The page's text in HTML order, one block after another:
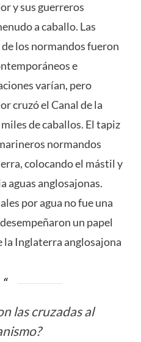
y sus guerreros
a caballo. Las
los normandos fueron
e
varían, pero
cruzó el Canal de la
de caballos. El tapiz
normandos
colocando el mástil y
aguas anglosajonas.
por agua no fue una
un papel
la Inglaterra anglosajona
las cruzadas al